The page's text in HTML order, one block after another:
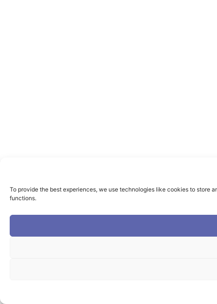
To provide the best experiences, we use technologies like cookies to store
functions.